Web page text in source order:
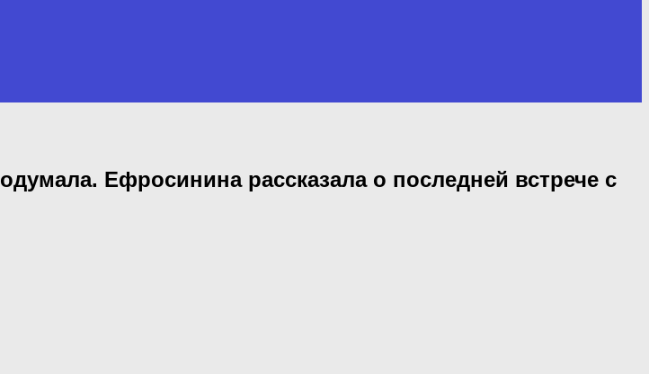
Ефросинина рассказала о последней встрече с